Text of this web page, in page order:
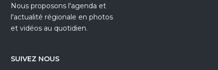
Nous proposons l'agenda et
l'actualité régionale en photos
et vidéos au quotidien.
SUIVEZ NOUS